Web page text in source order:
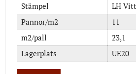
Stämpel
LH
Pannor/m2
11
m2/pall
23,1
Lagerplats
UE20